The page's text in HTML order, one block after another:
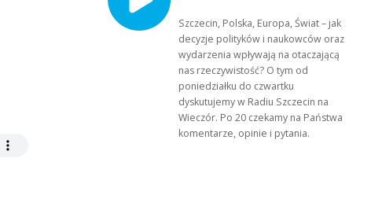
Szczecin, Polska, Europa, Świat – jak
decyzje polityków i naukowców oraz
wydarzenia wpływają na otaczającą
nas rzeczywistość? O tym od
poniedziałku do czwartku
dyskutujemy w Radiu Szczecin na
Wieczór. Po 20 czekamy na Państwa
komentarze, opinie i pytania.